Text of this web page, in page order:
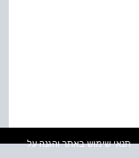
תנאי שימוש באתר והגנה על